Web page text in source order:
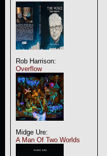
Rob Harrison:
Overflow
Midge Ure:
A Man Of Two Worlds